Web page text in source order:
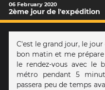
06 February 2020
2ème jour de l'expédition
C'est le grand jour, le
bon matin et me
le rendez-vous avec le
métro pendant 5
passera peu de temps